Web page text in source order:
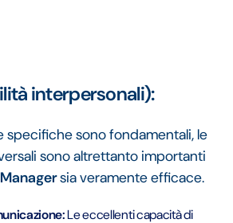
interpersonali):
specifiche sono fondamentali, le
sono altrettanto importanti
sia veramente efficace.
Le eccellenti capacità di